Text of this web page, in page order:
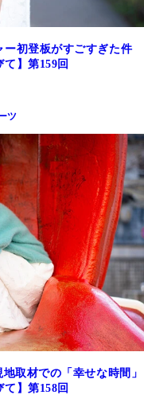
ー初登板がすごすぎた件
て】第159回
ツ
取材での「幸せな時間」
て】第158回